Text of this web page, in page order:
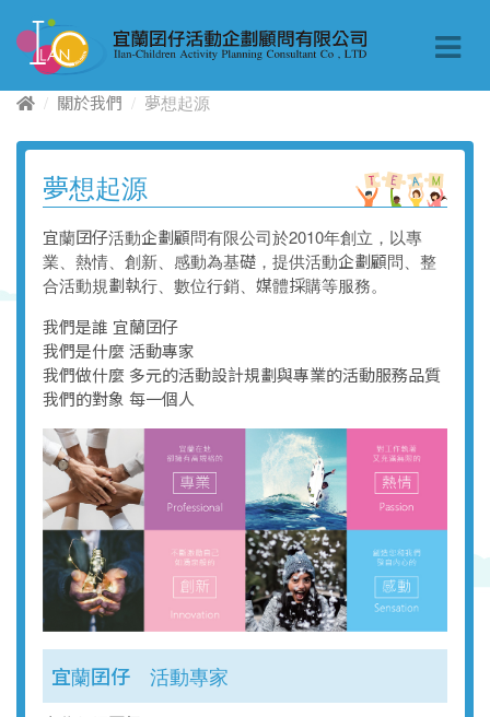
關於我們 夢想起源
夢想起源
宜蘭囝仔活動企劃顧問有限公司於2010年創立，以專
業、熱情、創新、感動為基礎，提供活動企劃顧問、整
合活動規劃執行、數位行銷、媒體採購等服務。
我們是誰 宜蘭囝仔
我們是什麼 活動專家
我們做什麼 多元的活動設計規劃與專業的活動服務品質
我們的對象 每一個人
宜蘭囝仔 活動專家